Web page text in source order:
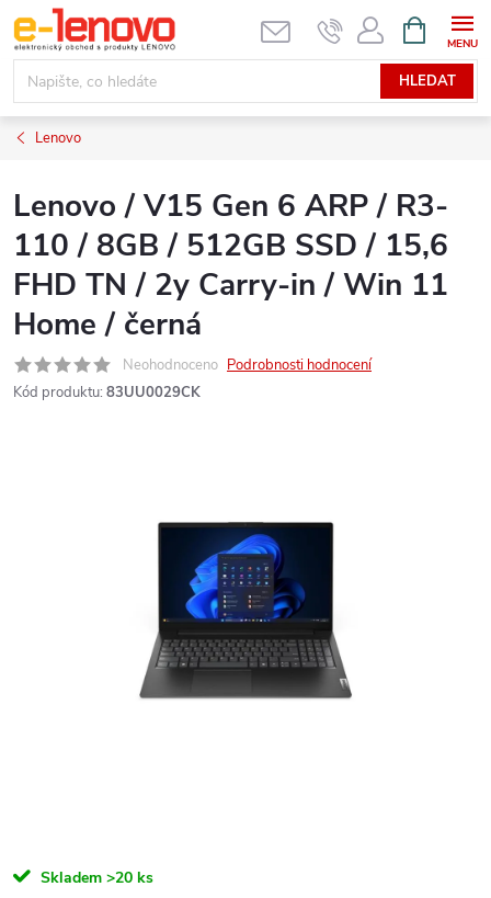
Přejít
na
obsah
HLEDAT
NÁKUPNÍ
KOŠÍK
Lenovo
Lenovo / V15 Gen 6 ARP / R3-
110 / 8GB / 512GB SSD / 15,6
FHD TN / 2y Carry-in / Win 11
Home / černá
Neohodnoceno Podrobnosti hodnocení
Kód produktu: 83UU0029CK
Skladem >20 ks